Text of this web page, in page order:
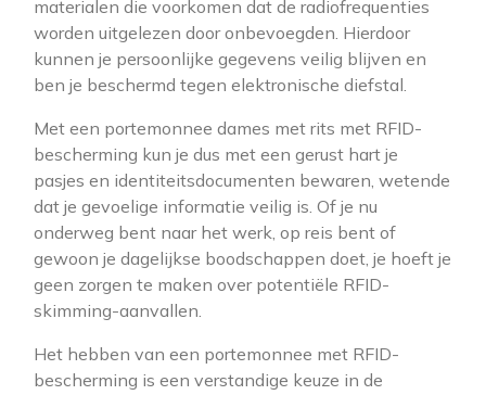
materialen die voorkomen dat de radiofrequenties
worden uitgelezen door onbevoegden. Hierdoor
kunnen je persoonlijke gegevens veilig blijven en
ben je beschermd tegen elektronische diefstal.
Met een portemonnee dames met rits met RFID-
bescherming kun je dus met een gerust hart je
pasjes en identiteitsdocumenten bewaren, wetende
dat je gevoelige informatie veilig is. Of je nu
onderweg bent naar het werk, op reis bent of
gewoon je dagelijkse boodschappen doet, je hoeft je
geen zorgen te maken over potentiële RFID-
skimming-aanvallen.
Het hebben van een portemonnee met RFID-
bescherming is een verstandige keuze in de